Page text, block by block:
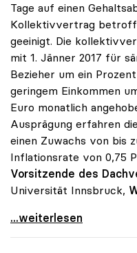
Tage auf einen
Kollektivvertrag
geeinigt. Die
mit 1. Jänner 2017 für
Bezieher um ein
geringem Einkommen
Euro monatlich
Ausprägung erfahren
einen Zuwachs von bis
Inflationsrate von 0,75
Vorsitzende des
Universität Innsbruck,
Universitäten:
...weiterlesen